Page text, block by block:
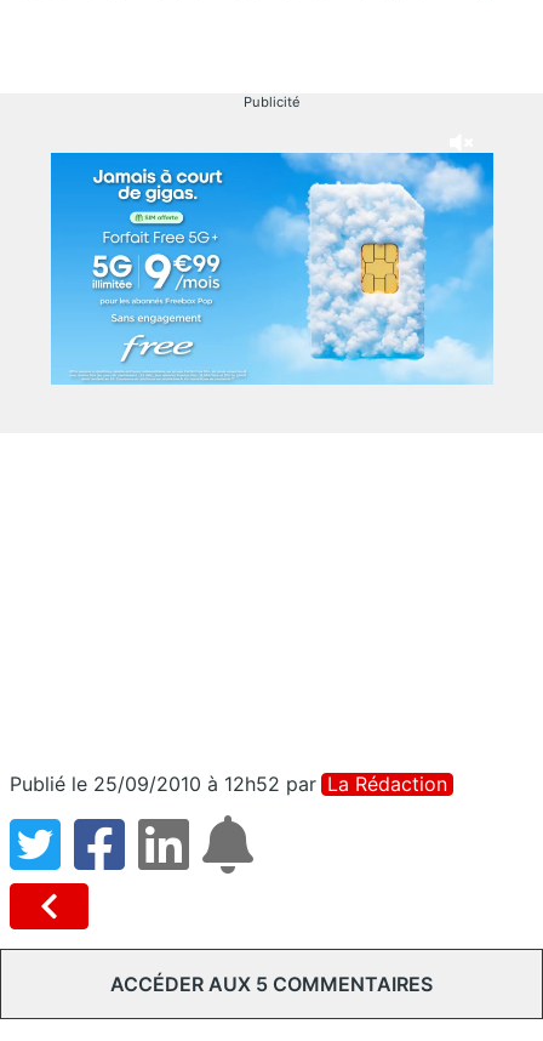
Publicité
Publié le 25/09/2010 à 12h52 par La Rédaction
ACCÉDER AUX 5 COMMENTAIRES